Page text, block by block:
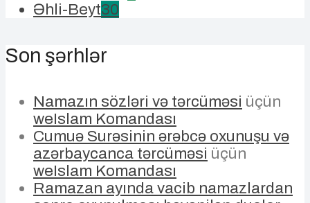
Əhli-Beyt30
Son şərhlər
Namazın sözləri və tərcüməsi üçün
weIslam Komandası
Cumuə Surəsinin ərəbcə oxunuşu və
azərbaycanca tərcüməsi üçün
weIslam Komandası
Ramazan ayında vacib namazlardan